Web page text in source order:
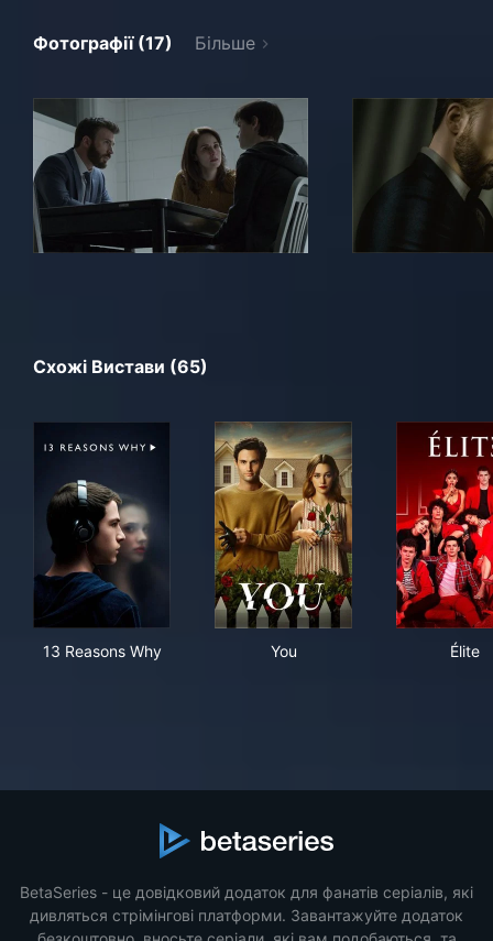
Фотографії (17) Більше
Схожі Вистави (65)
13 Reasons Why You Élite
BetaSeries - це довідковий додаток для фанатів серіалів, які
дивляться стрімінгові платформи. Завантажуйте додаток